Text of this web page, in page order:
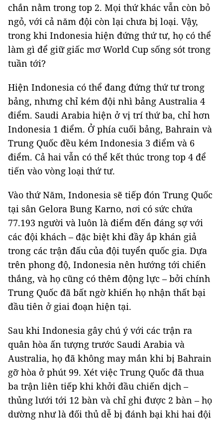
chắn nằm trong top 2. Mọi thứ khác vẫn còn bỏ
ngỏ, với cả năm đội còn lại chưa bị loại. Vậy,
trong khi Indonesia hiện đứng thứ tư, họ có thể
làm gì để giữ giấc mơ World Cup sống sót trong
tuần tới?
Hiện Indonesia có thể đang đứng thứ tư trong
bảng, nhưng chỉ kém đội nhì bảng Australia 4
điểm. Saudi Arabia hiện ở vị trí thứ ba, chỉ hơn
Indonesia 1 điểm. Ở phía cuối bảng, Bahrain và
Trung Quốc đều kém Indonesia 3 điểm và 6
điểm. Cả hai vẫn có thể kết thúc trong top 4 để
tiến vào vòng loại thứ tư.
Vào thứ Năm, Indonesia sẽ tiếp đón Trung Quốc
tại sân Gelora Bung Karno, nơi có sức chứa
77.193 người và luôn là điểm đến đáng sợ với
các đội khách – đặc biệt khi đầy ắp khán giả
trong các trận đấu của đội tuyển quốc gia. Dựa
trên phong độ, Indonesia nên hướng tới chiến
thắng, và họ cũng có thêm động lực – bởi chính
Trung Quốc đã bất ngờ khiến họ nhận thất bại
đầu tiên ở giai đoạn hiện tại.
Sau khi Indonesia gây chú ý với các trận ra
quân hòa ấn tượng trước Saudi Arabia và
Australia, họ đã không may mắn khi bị Bahrain
gỡ hòa ở phút 99. Xét việc Trung Quốc đã thua
ba trận liên tiếp khi khởi đầu chiến dịch –
thủng lưới tới 12 bàn và chỉ ghi được 2 bàn – họ
dường như là đối thủ dễ bị đánh bại khi hai đội